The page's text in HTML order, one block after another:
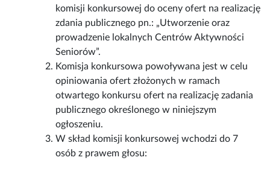
komisji konkursowej do oceny ofert na realizację
zdania publicznego pn.: „Utworzenie oraz
prowadzenie lokalnych Centrów Aktywności
Seniorów”.
Komisja konkursowa powoływana jest w celu
opiniowania ofert złożonych w ramach
otwartego konkursu ofert na realizację zadania
publicznego określonego w niniejszym
ogłoszeniu.
W skład komisji konkursowej wchodzi do 7
osób z prawem głosu: